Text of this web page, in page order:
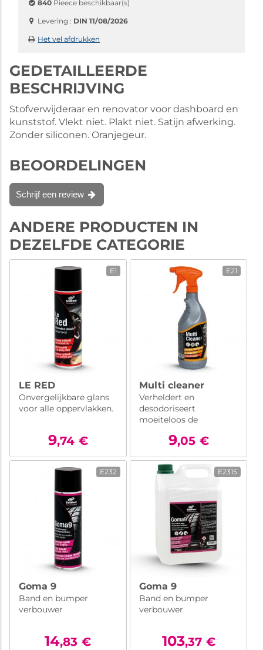
840 Pieece beschikbaar(s)
Levering : DIN 11/08/2026
Het vel afdrukken
GEDETAILLEERDE
BESCHRIJVING
Stofverwijderaar en renovator voor dashboard en
kunststof. Vlekt niet. Plakt niet. Satijn afwerking.
Zonder siliconen. Oranjegeur.
BEOORDELINGEN
Schrijf een review
ANDERE PRODUCTEN IN
DEZELFDE CATEGORIE
E1
LE RED
Onvergelijkbare glans
voor alle oppervlakken.
9,74 €
E21
Multi cleaner
Verheldert en
desodoriseert
moeiteloos de
9,05 €
E232
Goma 9
Band en bumper
verbouwer
14,83 €
E2315
Goma 9
Band en bumper
verbouwer
103,37 €